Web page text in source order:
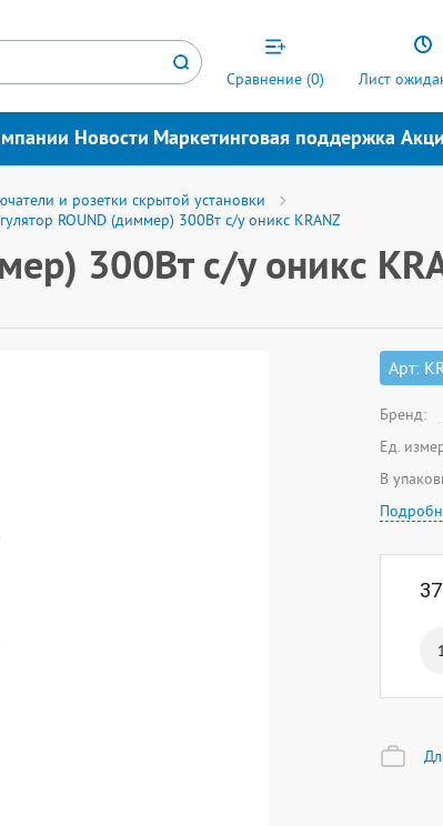
Сравнение (0) Лист
Новости Маркетинговая поддержка
и розетки скрытой установки
ROUND (диммер) 300Вт с/у оникс KRANZ
300Вт с/у оникс
Арт:
Бренд:
Ед.
В